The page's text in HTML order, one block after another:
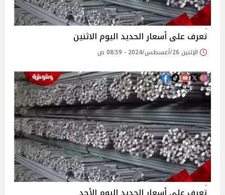
تعرف على أسعار الحديد اليوم الاثنين
الإثنين 26/أغسطس/2024 - 08:59 ص